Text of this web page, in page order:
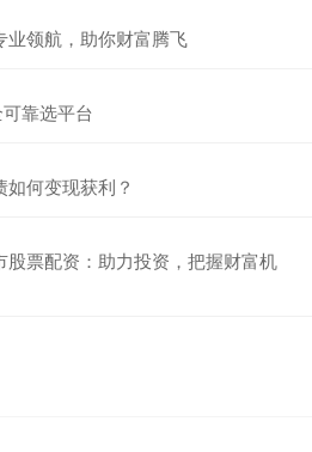
业领航，助你财富腾飞
靠选平台
何变现获利？
票配资：助力投资，把握财富机